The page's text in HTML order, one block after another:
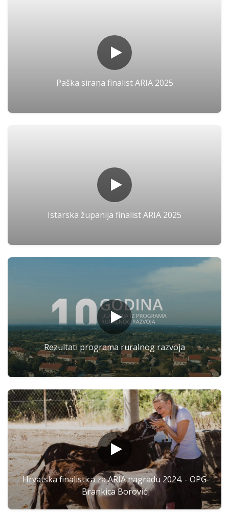
Paška sirana finalist ARIA 2025
Istarska županija finalist ARIA 2025
Rezultati programa ruralnog razvoja
Hrvatska finalistica za ARIA nagradu 2024. - OPG
Brankica Borović